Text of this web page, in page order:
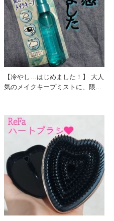
【冷やし…はじめました！】 大人
気のメイクキープミストに、限定